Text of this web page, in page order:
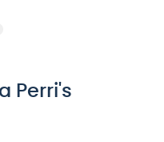
Perri's